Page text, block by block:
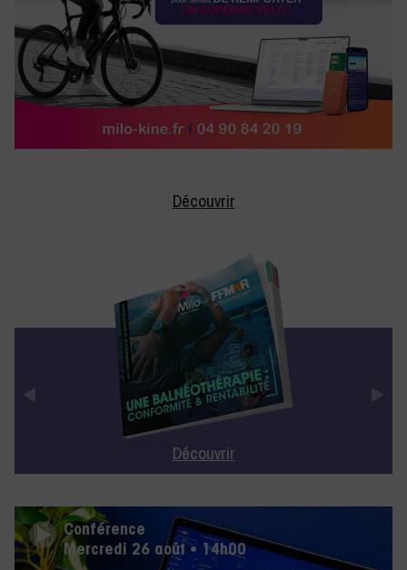
Découvrir
Découvrir
Conférence
Mardi 08 septembre • 12h30